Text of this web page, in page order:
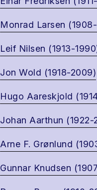
Monrad Larsen
Leif Nilsen (1913-
Jon Wold (1918-2009)
Hugo Aareskjold
Johan Aarthun (1922-
Arne F. Grønlund
Gunnar Knudsen